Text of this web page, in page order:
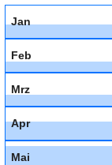
Jan
Feb
Mrz
Apr
Mai